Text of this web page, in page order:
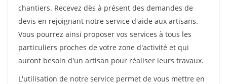
chantiers. Recevez dès à présent des demandes de
devis en rejoignant notre service d'aide aux artisans.
Vous pourrez ainsi proposer vos services à tous les
particuliers proches de votre zone d'activité et qui
auront besoin d'un artisan pour réaliser leurs travaux.
L'utilisation de notre service permet de vous mettre en